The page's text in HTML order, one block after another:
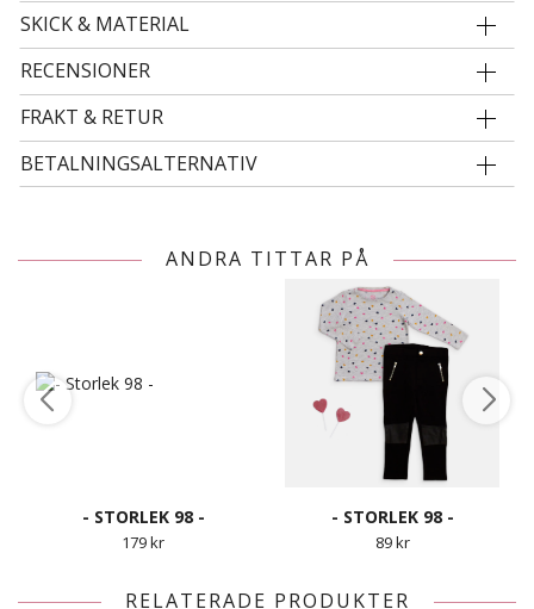
SKICK & MATERIAL
RECENSIONER
FRAKT & RETUR
BETALNINGSALTERNATIV
ANDRA TITTAR PÅ
- STORLEK 98 -
179 kr
- STORLEK 98 -
89 kr
RELATERADE PRODUKTER